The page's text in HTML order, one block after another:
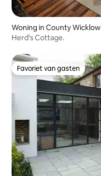
Woning in County Wicklow
Herd's Cottage.
Favoriet van gasten
Favoriet van gasten